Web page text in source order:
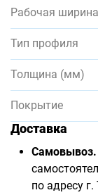
Рабочая
Тип профиля
Толщина (мм)
Покрытие
Доставка
Самовывоз.
по адресу